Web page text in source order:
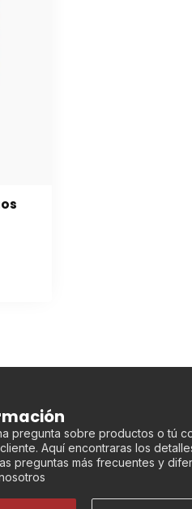
pregunta sobre productos o tú
Aquí encontraras los
preguntas más frecuentes y